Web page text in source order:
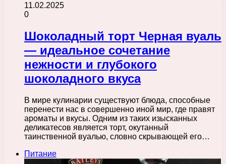
11.02.2025
0
Шоколадный торт Черная вуаль
— идеальное сочетание
нежности и глубокого
шоколадного вкуса
В мире кулинарии существуют блюда, способные
перенести нас в совершенно иной мир, где правят
ароматы и вкусы. Одним из таких изысканных
деликатесов является торт, окутанный
таинственной вуалью, словно скрывающей его…
Питание